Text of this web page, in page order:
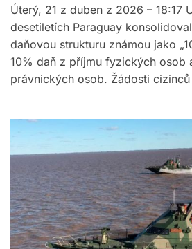
Úterý, 21 z duben z 2026 – 18:17
desetiletích Paraguay
daňovou strukturu známou jako
10% daň z příjmu fyzických osob
právnických osob. Žádosti